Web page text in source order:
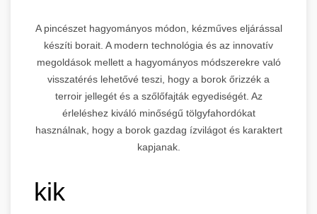
A pincészet hagyományos módon, kézműves eljárással
készíti borait. A modern technológia és az innovatív
megoldások mellett a hagyományos módszerekre való
visszatérés lehetővé teszi, hogy a borok őrizzék a
terroir jellegét és a szőlőfajták egyediségét. Az
érleléshez kiváló minőségű tölgyfahordókat
használnak, hogy a borok gazdag ízvilágot és karaktert
kapjanak.
kik